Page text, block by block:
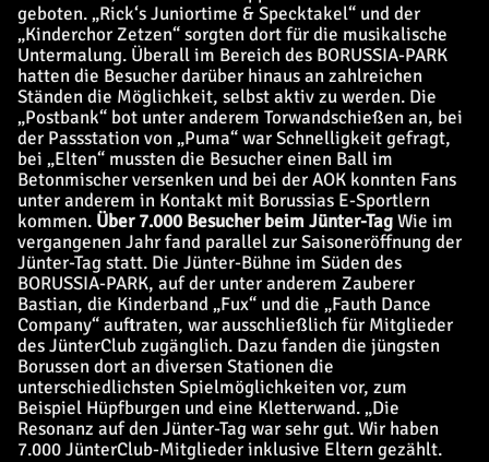
geboten. „Rick‘s Juniortime & Specktakel“ und der
„Kinderchor Zetzen“ sorgten dort für die musikalische
Untermalung. Überall im Bereich des BORUSSIA-PARK
hatten die Besucher darüber hinaus an zahlreichen
Ständen die Möglichkeit, selbst aktiv zu werden. Die
„Postbank“ bot unter anderem Torwandschießen an, bei
der Passstation von „Puma“ war Schnelligkeit gefragt,
bei „Elten“ mussten die Besucher einen Ball im
Betonmischer versenken und bei der AOK konnten Fans
unter anderem in Kontakt mit Borussias E-Sportlern
kommen. Über 7.000 Besucher beim Jünter-TagWie im
vergangenen Jahr fand parallel zur Saisoneröffnung der
Jünter-Tag statt. Die Jünter-Bühne im Süden des
BORUSSIA-PARK, auf der unter anderem Zauberer
Bastian, die Kinderband „Fux“ und die „Fauth Dance
Company“ auftraten, war ausschließlich für Mitglieder
des JünterClub zugänglich. Dazu fanden die jüngsten
Borussen dort an diversen Stationen die
unterschiedlichsten Spielmöglichkeiten vor, zum
Beispiel Hüpfburgen und eine Kletterwand. „Die
Resonanz auf den Jünter-Tag war sehr gut. Wir haben
7.000 JünterClub-Mitglieder inklusive Eltern gezählt.